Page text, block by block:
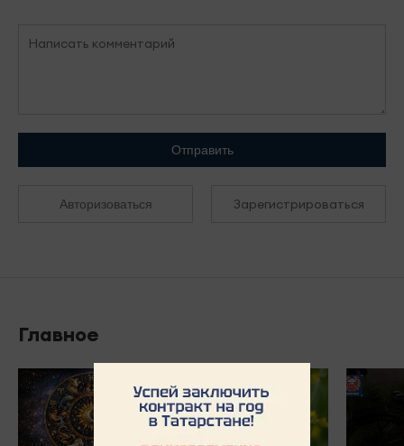
Отправить
Авторизоваться Зарегистрироваться
Главное